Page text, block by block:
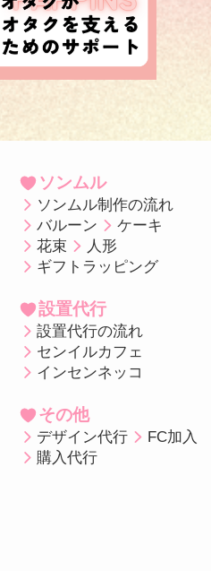
ソンムル
ソンムル制作の流れ
バルーン
ケーキ
花束
人形
ギフトラッピング
設置代行
設置代行の流れ
センイルカフェ
インセンネッコ
その他
デザイン代行
FC加入
購入代行